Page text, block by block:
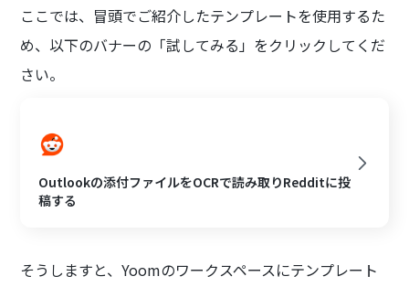
ここでは、冒頭でご紹介したテンプレートを使用するた
め、以下のバナーの「試してみる」をクリックしてくだ
さい。
Outlookの添付ファイルをOCRで読み取りRedditに投
稿する
そうしますと、Yoomのワークスペースにテンプレート